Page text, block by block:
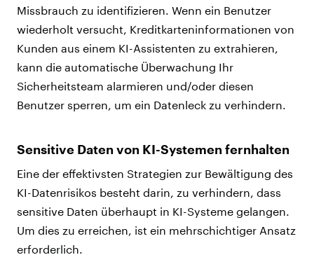
Missbrauch zu identifizieren. Wenn ein Benutzer
wiederholt versucht, Kreditkarteninformationen von
Kunden aus einem KI-Assistenten zu extrahieren,
kann die automatische Überwachung Ihr
Sicherheitsteam alarmieren und/oder diesen
Benutzer sperren, um ein Datenleck zu verhindern.
Sensitive Daten von KI-Systemen fernhalten
Eine der effektivsten Strategien zur Bewältigung des
KI-Datenrisikos besteht darin, zu verhindern, dass
sensitive Daten überhaupt in KI-Systeme gelangen.
Um dies zu erreichen, ist ein mehrschichtiger Ansatz
erforderlich.